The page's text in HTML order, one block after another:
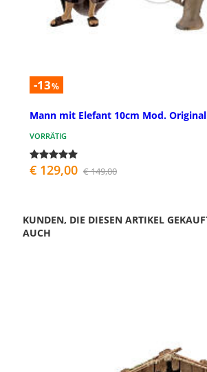
-13%
Mann mit Elefant 10cm Mod.
VORRÄTIG
€ 129,00 € 149,00
KUNDEN, DIE DIESEN ARTIKEL
AUCH